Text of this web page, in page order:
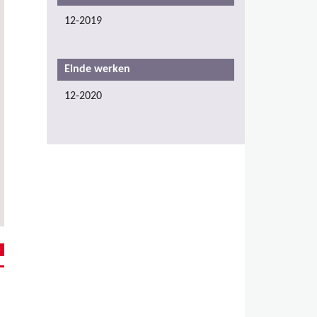
12-2019
Einde werken
12-2020